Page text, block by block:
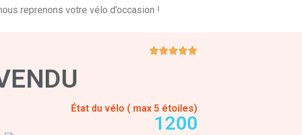
reprenons votre vélo d’occasion !
État du vélo ( max 5 étoiles)
1200